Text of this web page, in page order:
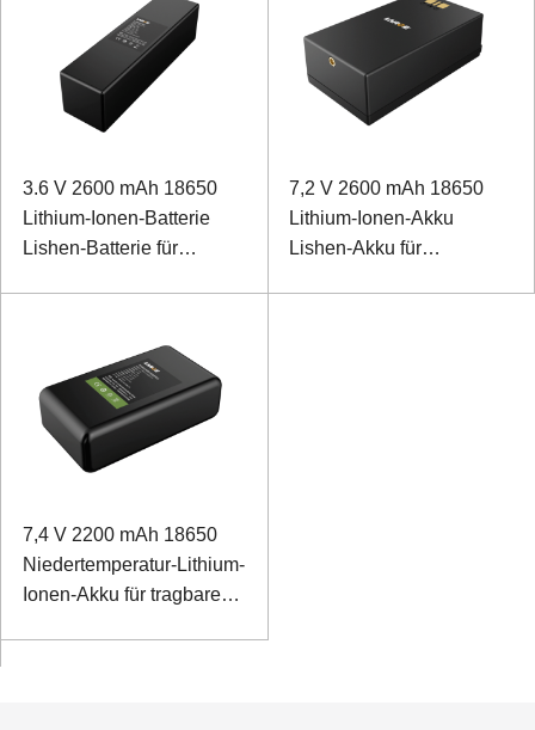
3.6 V 2600 mAh 18650
Lithium-Ionen-Batterie
Lishen-Batterie für
7,2 V 2600 mAh 18650
Lithium-Ionen-Akku
Lishen-Akku für
7,4 V 2200 mAh 18650
Niedertemperatur-Lithium-
Ionen-Akku für tragbares